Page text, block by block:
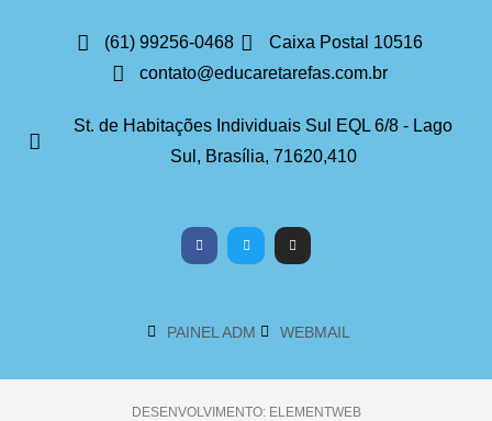
(61) 99256-0468
Caixa Postal 10516
contato@educaretarefas.com.br
St. de Habitações Individuais Sul EQL 6/8 - Lago
Sul, Brasília, 71620,410
PAINEL ADM WEBMAIL
DESENVOLVIMENTO: ELEMENTWEB